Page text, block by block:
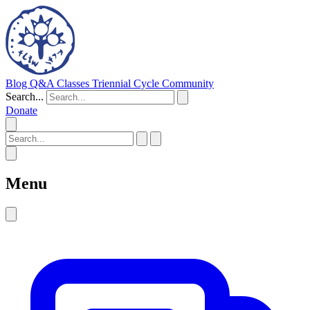
Blog Q&A Classes Triennial Cycle Community
Search...
Donate
Menu